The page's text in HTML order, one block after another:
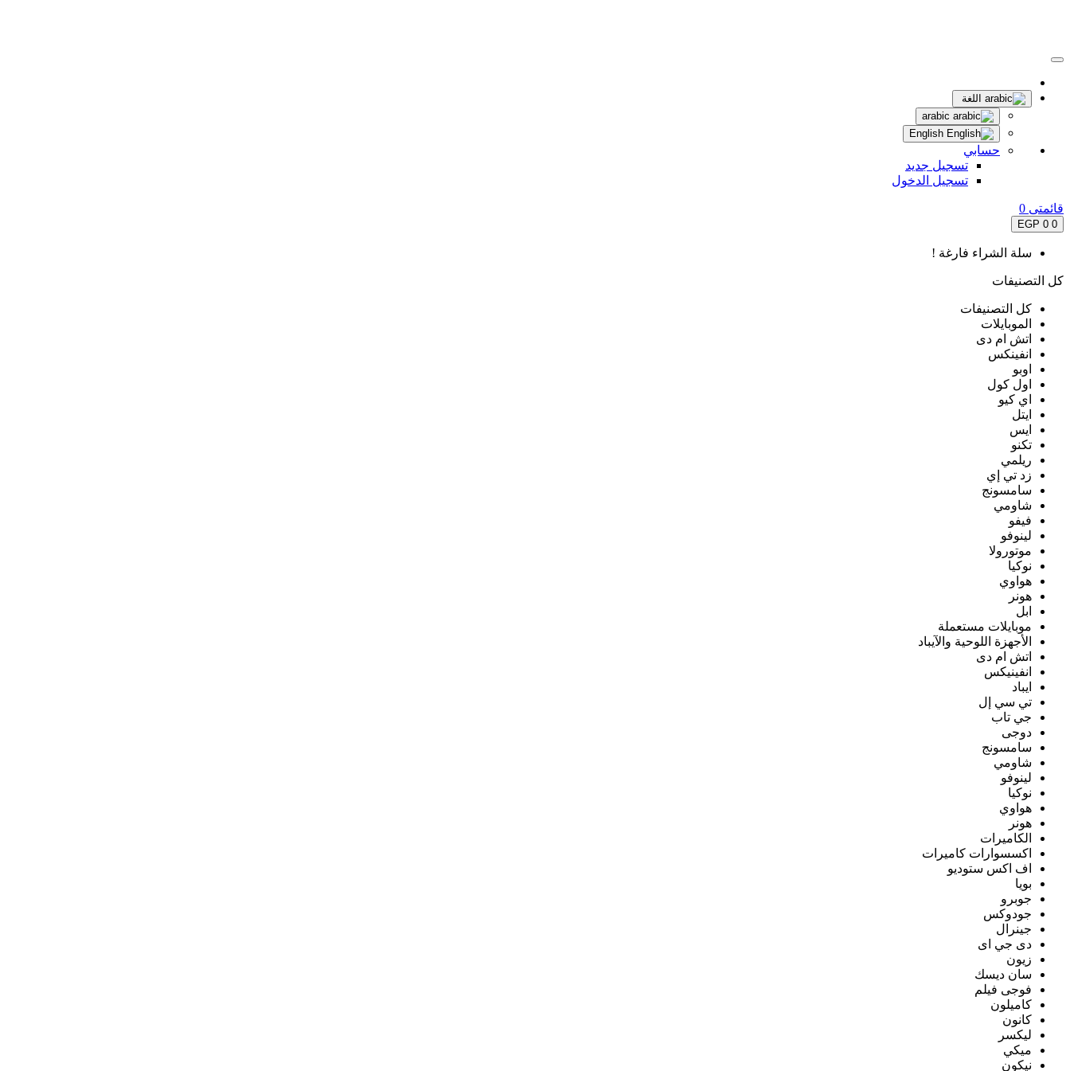
اللغة
حسابي
تسجيل جديد
تسجيل الدخول
قائمتى 0
0
0 EGP
سلة الشراء فارغة !
كل التصنيفات
كل التصنيفات
الموبايلات
اتش ام دى
انفينكس
اوبو
اول كول
اي كيو
ايتل
ايس
تكنو
ريلمي
زد تي إي
سامسونج
شاومي
فيفو
لينوفو
موتورولا
نوكيا
هواوي
هونر
ابل
موبايلات مستعملة
الأجهزة اللوحية والآيباد
اتش ام دى
انفينيكس
ايباد
تي سي إل
جي تاب
دوجى
سامسونج
شاومي
لينوفو
نوكيا
هواوي
هونر
الكاميرات
اكسسوارات كاميرات
اف اكس ستوديو
بويا
جوبرو
جودوكس
جينرال
دى جي اى
زيون
سان ديسك
فوجى فيلم
كاميلون
كانون
ليكسر
ميكي
نيكون